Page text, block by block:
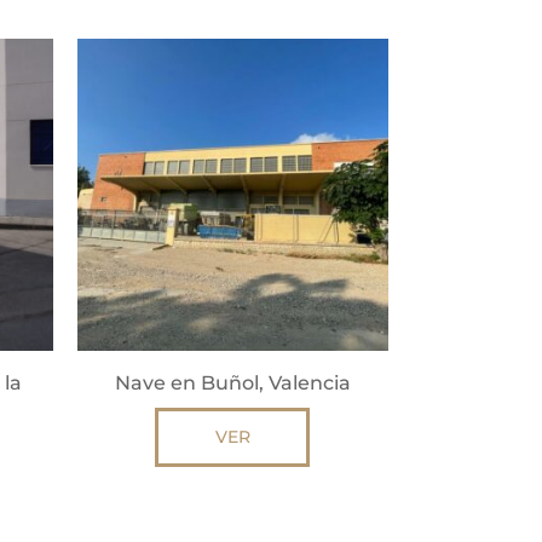
la Nave en Buñol, Valencia
VER